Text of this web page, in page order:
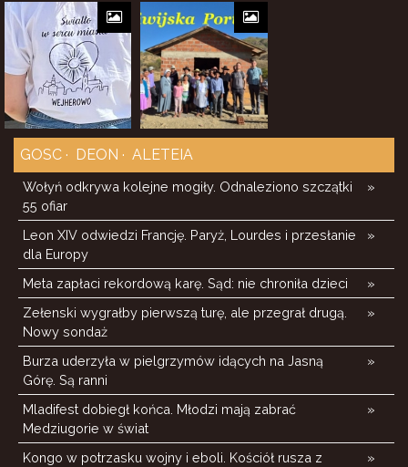
GOSC DEON ALETEIA
»
Wołyń odkrywa kolejne mogiły. Odnaleziono szczątki
55 ofiar
»
Leon XIV odwiedzi Francję. Paryż, Lourdes i przesłanie
dla Europy
»
Meta zapłaci rekordową karę. Sąd: nie chroniła dzieci
»
Zełenski wygrałby pierwszą turę, ale przegrał drugą.
Nowy sondaż
»
Burza uderzyła w pielgrzymów idących na Jasną
Górę. Są ranni
»
Mladifest dobiegł końca. Młodzi mają zabrać
Medziugorie w świat
»
Kongo w potrzasku wojny i eboli. Kościół rusza z